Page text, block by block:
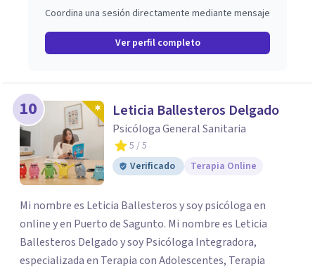
Coordina una sesión directamente mediante mensaje
Ver perfil completo
10 Leticia Ballesteros Delgado
Psicóloga General Sanitaria
5 / 5
Verificado
Terapia Online
Mi nombre es Leticia Ballesteros y soy psicóloga en
online y en Puerto de Sagunto. Mi nombre es Leticia
Ballesteros Delgado y soy Psicóloga Integradora,
especializada en Terapia con Adolescentes, Terapia